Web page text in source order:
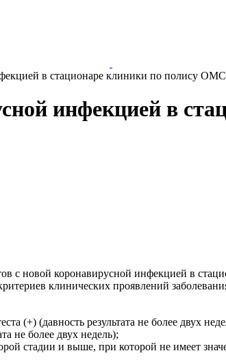
в стационаре клиники по полису ОМС
инфекцией в
с новой коронавирусной инфекцией в
клинических проявлений
(+) (давность результата не более двух
не более двух недель);
стадии и выше, при которой не имеет